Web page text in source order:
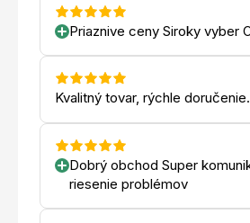
Priaznive ceny Siroky vyber
Kvalitný tovar, rýchle doručenie.
Dobrý obchod Super
riesenie problémov